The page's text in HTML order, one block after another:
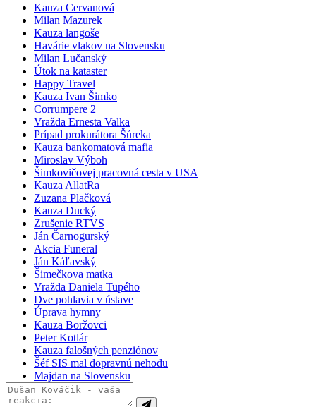
Kauza Cervanová
Milan Mazurek
Kauza langoše
Havárie vlakov na Slovensku
Milan Lučanský
Útok na kataster
Happy Travel
Kauza Ivan Šimko
Corrumpere 2
Vražda Ernesta Valka
Prípad prokurátora Šúreka
Kauza bankomatová mafia
Miroslav Výboh
Šimkovičovej pracovná cesta v USA
Kauza AllatRa
Zuzana Plačková
Kauza Ducký
Zrušenie RTVS
Ján Čarnogurský
Akcia Funeral
Ján Káľavský
Šimečkova matka
Vražda Daniela Tupého
Dve pohlavia v ústave
Úprava hymny
Kauza Boržovci
Peter Kotlár
Kauza falošných penziónov
Šéf SIS mal dopravnú nehodu
Majdan na Slovensku